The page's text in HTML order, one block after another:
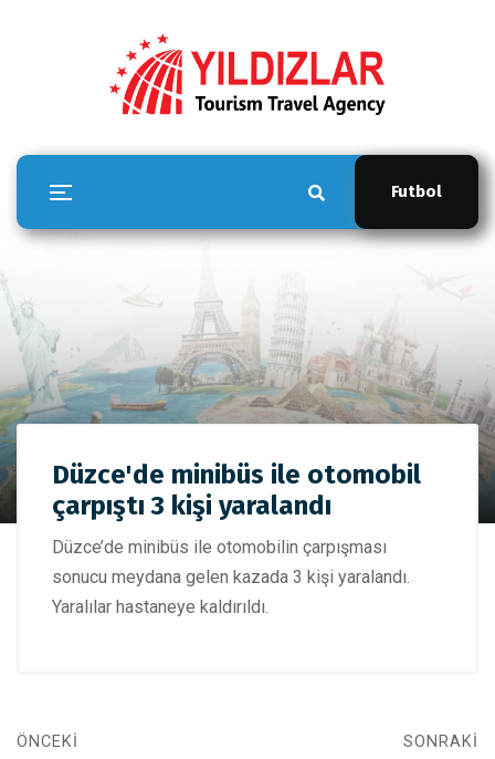
Futbol
Anasayfa
YILDIZLAR TOUR
Düzce'de minibüs ile otomobil çarpıştı 3 kişi yaralandı
Düzce'de minibüs ile otomobil
çarpıştı 3 kişi yaralandı
Düzce’de minibüs ile otomobilin çarpışması
sonucu meydana gelen kazada 3 kişi yaralandı.
Yaralılar hastaneye kaldırıldı.
ÖNCEKI SONRAKI